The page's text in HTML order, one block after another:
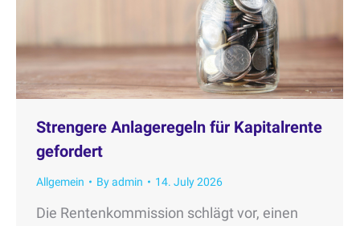
Strengere Anlageregeln für Kapitalrente
gefordert
Allgemein Byadmin 14. July 2026
Die Rentenkommission schlägt vor, einen